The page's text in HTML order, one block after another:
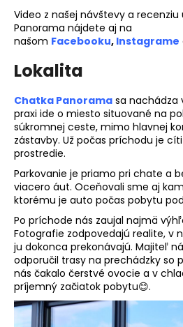
Video z našej návštevy a
Panorama nájdete aj na
našom Facebooku, Instagrame
Lokalita
Chatka Panorama sa nachádza
praxi ide o miesto situované na
súkromnej ceste, mimo hlavnej
zástavby. Už počas príchodu je
prostredie.
Parkovanie je priamo pri chate a
viacero áut. Oceňovali sme aj
ktorému je auto počas pobytu
Po príchode nás zaujal najmä
Fotografie zodpovedajú realite, v
ju dokonca prekonávajú. Majiteľ
odporučil trasy na prechádzky so
nás čakalo čerstvé ovocie a v
príjemný začiatok pobytu😊.